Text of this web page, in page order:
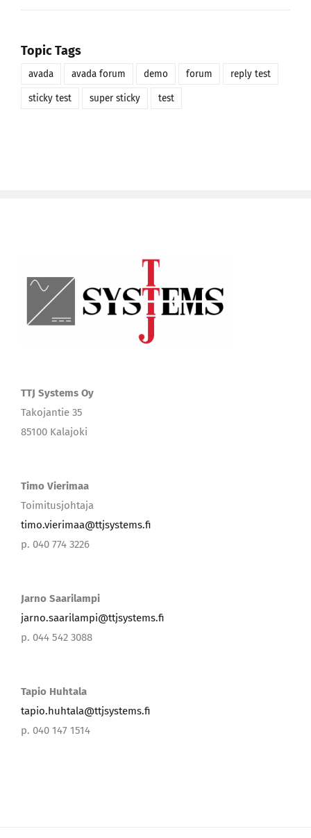
Topic Tags
avada avada forum demo forum reply test
sticky test super sticky test
TTJ Systems Oy
Takojantie 35
85100 Kalajoki
Timo Vierimaa
Toimitusjohtaja
timo.vierimaa@ttjsystems.fi
p. 040 774 3226
Jarno Saarilampi
jarno.saarilampi@ttjsystems.fi
p. 044 542 3088
Tapio Huhtala
tapio.huhtala@ttjsystems.fi
p. 040 147 1514